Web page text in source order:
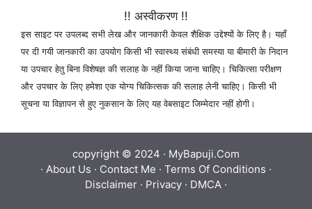
!! अस्वीकरण !!
इस साइट पर उपलब्द सभी लेख और जानकारी केवल शैक्षिक उद्देश्यों के लिए है। यहाँ
पर दी गयी जानकारी का उपयोग किसी भी स्वास्थ्य संबंधी समस्या या बीमारी के निदान
या उपचार हेतु बिना विशेषज्ञ की सलाह के नहीं किया जाना चाहिए। चिकित्सा परीक्षण
और उपचार के लिए हमेशा एक योग्य चिकित्सक की सलाह लेनी चाहिए। किसी भी
सूचना या विज्ञापन से हुए नुकसान के लिए यह वेबसाइट जिम्मेदार नहीं होगी।
copyright © 2024 · MyBapuji.Com
· About Us · Contact Me · Terms Of Conditions ·
Disclaimer · Privacy · DMCA ·